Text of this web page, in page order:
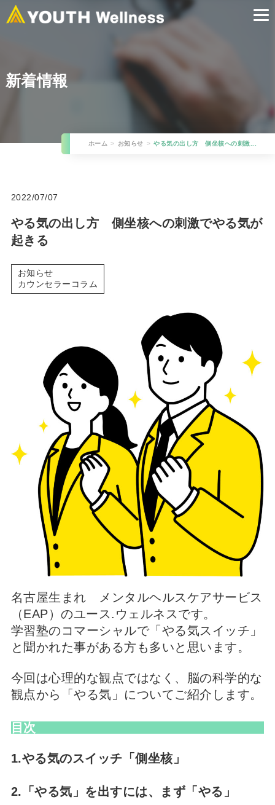
新着情報
ホーム お知らせ やる気の出し方 側坐核への刺激...
2022/07/07
やる気の出し方 側坐核への刺激でやる気が
起きる
お知らせ
カウンセラーコラム
名古屋生まれ メンタルヘルスケアサービス
（EAP）のユース.ウェルネスです。
学習塾のコマーシャルで「やる気スイッチ」
と聞かれた事がある方も多いと思います。
今回は心理的な観点ではなく、脳の科学的な
観点から「やる気」についてご紹介します。
目次
1.やる気のスイッチ「側坐核」
2.「やる気」を出すには、まず「やる」